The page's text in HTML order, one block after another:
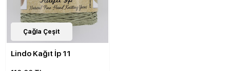
20Çeşit
Çağla Çeşit
Lindo Kağıt İp 11